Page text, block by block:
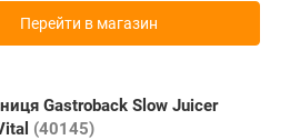
Перейти в магазин
Gastroback Slow Juicer
(40145)